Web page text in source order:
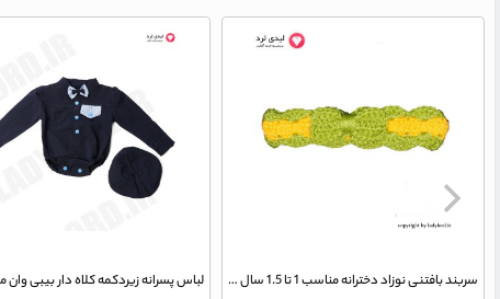
سربند بافتنی نوزاد دخترانه مناسب 1 تا 1.5 سال رنگ سبز-زرد